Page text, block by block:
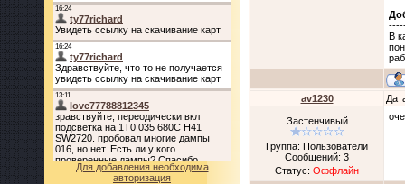
Для добавления необходима
авторизация
В
av1230
Застенчивый
Группа: Пользователи
Сообщений: 3
Статус: Оффлайн